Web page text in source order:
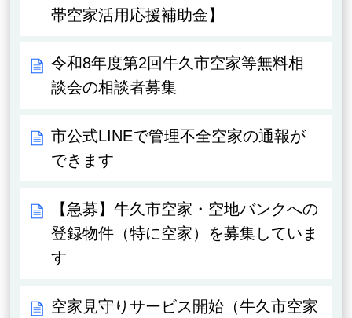
帯空家活用応援補助金】
令和8年度第2回牛久市空家等無料相
談会の相談者募集
市公式LINEで管理不全空家の通報が
できます
【急募】牛久市空家・空地バンクへの
登録物件（特に空家）を募集していま
す
空家見守りサービス開始（牛久市空家